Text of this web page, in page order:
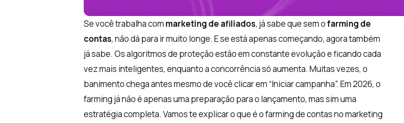
Se você trabalha com marketing de afiliados, já sabe que sem ofarming de
contas, não dá para ir muito longe. E se está apenas começando, agora também
já sabe. Os algoritmos de proteção estão em constante evolução e ficando cada
vez mais inteligentes, enquanto a concorrência só aumenta. Muitas vezes, o
banimento chega antes mesmo de você clicar em “Iniciar campanha”. Em 2026, o
farming já não é apenas uma preparação para o lançamento, mas sim uma
estratégia completa. Vamos te explicar o que é o farming de contas no marketing